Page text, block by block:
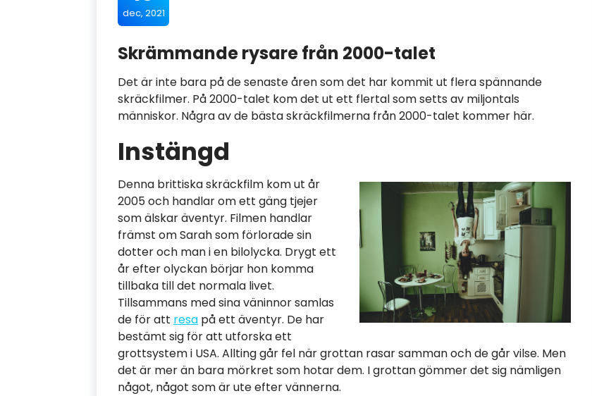
dec, 2021
Skrämmande rysare från 2000-talet
Det är inte bara på de senaste åren som det har kommit ut flera spännande
skräckfilmer. På 2000-talet kom det ut ett flertal som setts av miljontals
människor. Några av de bästa skräckfilmerna från 2000-talet kommer här.
Instängd
Denna brittiska skräckfilm kom ut år
2005 och handlar om ett gäng tjejer
som älskar äventyr. Filmen handlar
främst om Sarah som förlorade sin
dotter och man i en bilolycka. Drygt ett
år efter olyckan börjar hon komma
tillbaka till det normala livet.
Tillsammans med sina väninnor samlas
de för att resa på ett äventyr. De har
bestämt sig för att utforska ett
grottsystem i USA. Allting går fel när grottan rasar samman och de går vilse. Men
det är mer än bara mörkret som hotar dem. I grottan gömmer det sig nämligen
något, något som är ute efter vännerna.